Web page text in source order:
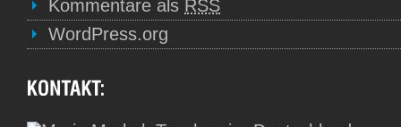
Kommentare als RSS
WordPress.org